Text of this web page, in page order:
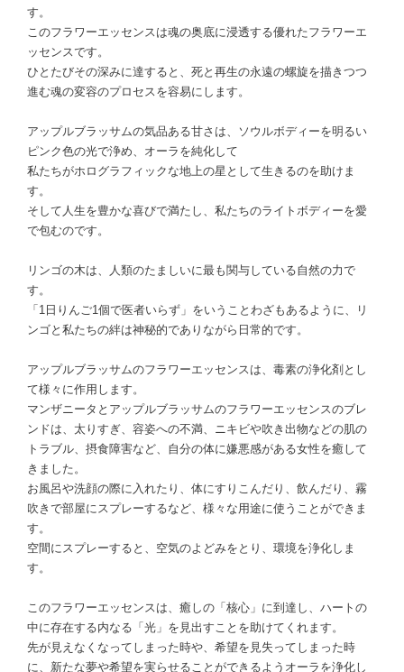
す。
このフラワーエッセンスは魂の奥底に浸透する優れたフラワーエ
ッセンスです。
ひとたびその深みに達すると、死と再生の永遠の螺旋を描きつつ
進む魂の変容のプロセスを容易にします。
アップルブラッサムの気品ある甘さは、ソウルボディーを明るい
ピンク色の光で浄め、オーラを純化して
私たちがホログラフィックな地上の星として生きるのを助けま
す。
そして人生を豊かな喜びで満たし、私たちのライトボディーを愛
で包むのです。
リンゴの木は、人類のたましいに最も関与している自然の力で
す。
「1日りんご1個で医者いらず」をいうことわざもあるように、リ
ンゴと私たちの絆は神秘的でありながら日常的です。
アップルブラッサムのフラワーエッセンスは、毒素の浄化剤とし
て様々に作用します。
マンザニータとアップルブラッサムのフラワーエッセンスのブレ
ンドは、太りすぎ、容姿への不満、ニキビや吹き出物などの肌の
トラブル、摂食障害など、自分の体に嫌悪感がある女性を癒して
きました。
お風呂や洗顔の際に入れたり、体にすりこんだり、飲んだり、霧
吹きで部屋にスプレーするなど、様々な用途に使うことができま
す。
空間にスプレーすると、空気のよどみをとり、環境を浄化しま
す。
このフラワーエッセンスは、癒しの「核心」に到達し、ハートの
中に存在する内なる「光」を見出すことを助けてくれます。
先が見えなくなってしまった時や、希望を見失ってしまった時
に、新たな夢や希望を実らせることができるようオーラを浄化し